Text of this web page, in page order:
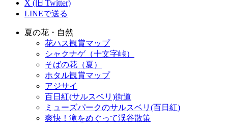
X (旧 Twitter)
LINEで送る
夏の花・自然
花ハス観賞マップ
シャクナゲ（十文字峠）
そばの花（夏）
ホタル観賞マップ
アジサイ
百日紅(サルスベリ)街道
ミューズパークのサルスベリ(百日紅)
爽快！滝をめぐって渓谷散策